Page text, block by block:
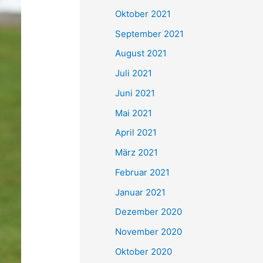
e
n
h
:
Oktober 2021
September 2021
August 2021
Juli 2021
Juni 2021
Mai 2021
April 2021
März 2021
Februar 2021
Januar 2021
Dezember 2020
November 2020
Oktober 2020